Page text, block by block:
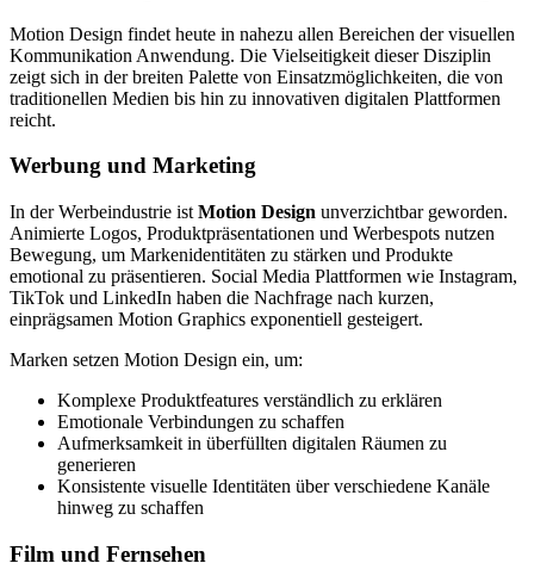
Motion Design findet heute in nahezu allen Bereichen der visuellen
Kommunikation Anwendung. Die Vielseitigkeit dieser Disziplin
zeigt sich in der breiten Palette von Einsatzmöglichkeiten, die von
traditionellen Medien bis hin zu innovativen digitalen Plattformen
reicht.
Werbung und Marketing
In der Werbeindustrie ist Motion Design unverzichtbar geworden.
Animierte Logos, Produktpräsentationen und Werbespots nutzen
Bewegung, um Markenidentitäten zu stärken und Produkte
emotional zu präsentieren. Social Media Plattformen wie Instagram,
TikTok und LinkedIn haben die Nachfrage nach kurzen,
einprägsamen Motion Graphics exponentiell gesteigert.
Marken setzen Motion Design ein, um:
Komplexe Produktfeatures verständlich zu erklären
Emotionale Verbindungen zu schaffen
Aufmerksamkeit in überfüllten digitalen Räumen zu
generieren
Konsistente visuelle Identitäten über verschiedene Kanäle
hinweg zu schaffen
Film und Fernsehen